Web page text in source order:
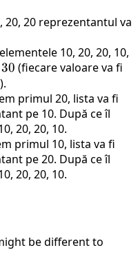
20, 20 reprezentantul va
10, 20, 20, 10,
30 (fiecare valoare va fi
primul 20, lista va fi
pe 10. După ce îl
20, 20, 10.
primul 10, lista va fi
pe 20. După ce îl
20, 20, 10.
be different to